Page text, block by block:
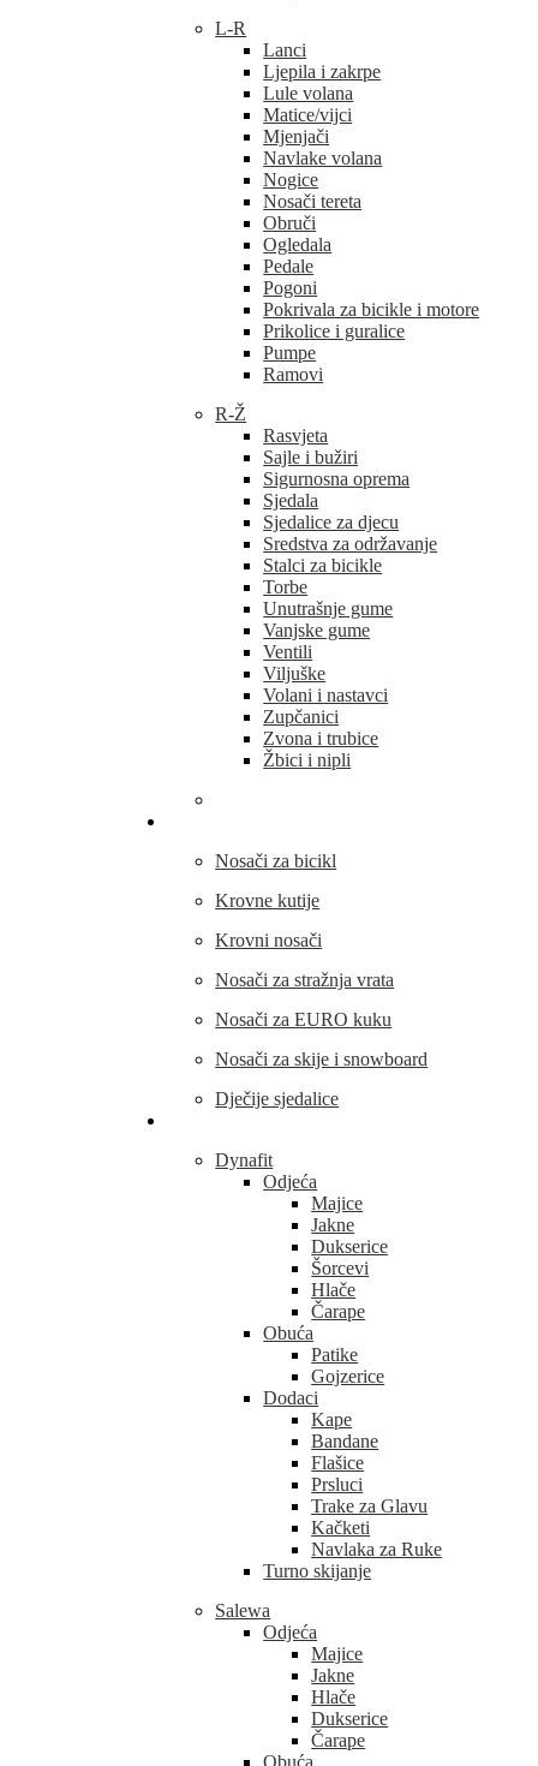
L-R
Lanci
Ljepila i zakrpe
Lule volana
Matice/vijci
Mjenjači
Navlake volana
Nogice
Nosači tereta
Obruči
Ogledala
Pedale
Pogoni
Pokrivala za bicikle i motore
Prikolice i guralice
Pumpe
Ramovi
R-Ž
Rasvjeta
Sajle i bužiri
Sigurnosna oprema
Sjedala
Sjedalice za djecu
Sredstva za održavanje
Stalci za bicikle
Torbe
Unutrašnje gume
Vanjske gume
Ventili
Viljuške
Volani i nastavci
Zupčanici
Zvona i trubice
Žbici i nipli
Nosači za bicikl
Krovne kutije
Krovni nosači
Nosači za stražnja vrata
Nosači za EURO kuku
Nosači za skije i snowboard
Dječije sjedalice
Dynafit
Odjeća
Majice
Jakne
Dukserice
Šorcevi
Hlače
Čarape
Obuća
Patike
Gojzerice
Dodaci
Kape
Bandane
Flašice
Prsluci
Trake za Glavu
Kačketi
Navlaka za Ruke
Turno skijanje
Salewa
Odjeća
Majice
Jakne
Hlače
Dukserice
Čarape
Obuća